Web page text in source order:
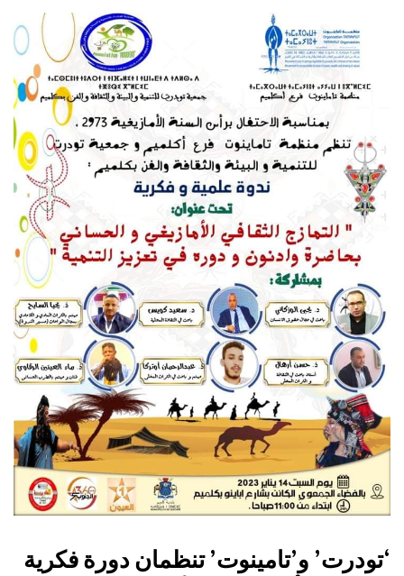
‘تودرت’ و’تامينوت’ تنظمان دورة فكرية